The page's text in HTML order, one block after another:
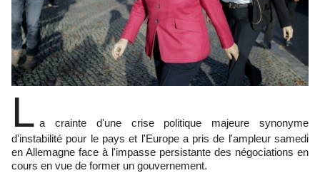
L a crainte d'une crise politique majeure synonyme
d'instabilité pour le pays et l'Europe a pris de l'ampleur samedi
en Allemagne face à l'impasse persistante des négociations en
cours en vue de former un gouvernement.